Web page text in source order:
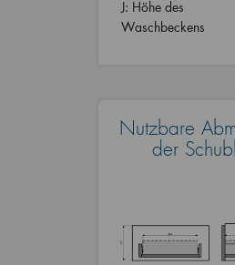
J: Höhe des
Waschbeckens
Nutzbare
der